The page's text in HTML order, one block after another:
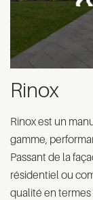
Rinox
Rinox est un
gamme,
Passant de la
résidentiel ou
qualité en